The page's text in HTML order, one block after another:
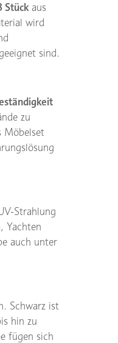
Stück aus
wird
sind.
zu
Möbelset
Strahlung
Yachten
auch unter
Schwarz ist
hin zu
fügen sich